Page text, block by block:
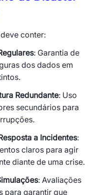
deve conter:
: Garantia de
dos dados em
Redundante: Uso
secundários para
a Incidentes:
claros para agir
diante de uma crise.
: Avaliações
para garantir que